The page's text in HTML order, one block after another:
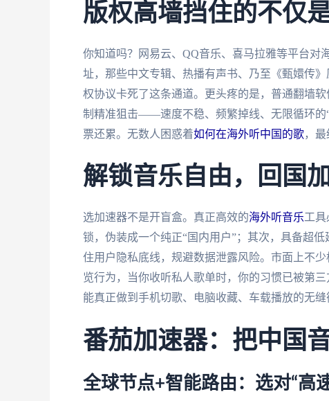
版权高墙挡住的不仅
你知道吗？网易云、QQ音乐、喜马拉雅等平台对
址，那些中文专辑、热播有声书、乃至《甄嬛传
权协议卡死了这条通道。更头疼的是，普通翻墙
制精准狙击——速度不稳、频繁掉线、无限循环的
票还累。无数人困惑着如何在海外听中国的歌，
解锁音乐自由，回国
选加速器不是开盲盒。真正高效的海外听音乐工
锁，伪装成一个纯正“国内用户”；其次，具备超
住用户隐私底线，规避数据泄露风险。市面上不
览行为，当你收听私人歌单时，你的习惯已被第
能真正做到手机切歌、电脑收藏、车载播放的无
番茄加速器：把中国
全球节点+智能路由：选对“高